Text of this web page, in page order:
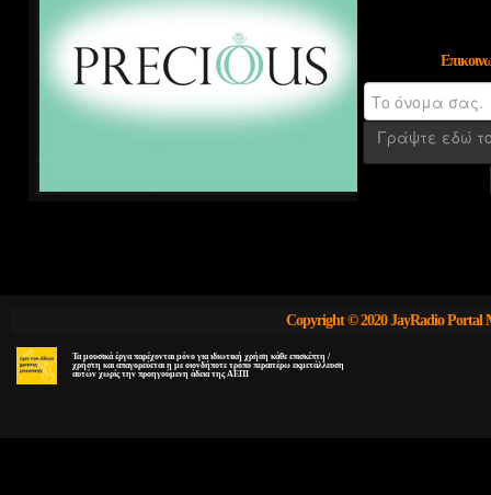
Copyright © 2020 JayRadio Portal
Τα μουσικά έργα παρέχονται μόνο για ιδιωτική χρήση κάθε επισκέπτη /
χρήστη και απαγορεύεται η με οιονδήποτε τρόπο περαιτέρω εκμετάλλευση
αυτών χωρίς την προηγούμενη άδεια της ΑΕΠΙ